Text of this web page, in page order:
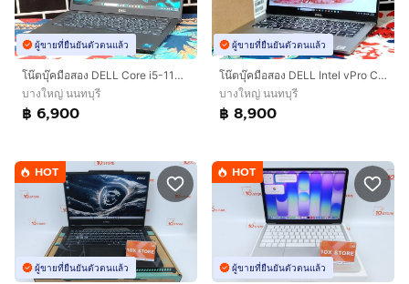
ผู้ขายที่ยืนยันตัวตนแล้ว
โน๊ตบุ๊คมือสอง DELL Core i5-1135G7 จอ14”FHD แรม8+NVMe512+การ์ดจอ Xe G4+วินโดว์แท้
บางใหญ่ นนทบุรี
฿ 6,900
ผู้ขายที่ยืนยันตัวตนแล้ว
โน๊ตบุ๊คมือสอง DELL Intel vPro Core i7-10610U จอทัชสกรีน 14.0”IPS แรม16+SSD256+การ์ดจอ 620+วินโดว์แท้
บางใหญ่ นนทบุรี
฿ 8,900
HOT
ผู้ขายที่ยืนยันตัวตนแล้ว
HOT
ผู้ขายที่ยืนยันตัวตนแล้ว